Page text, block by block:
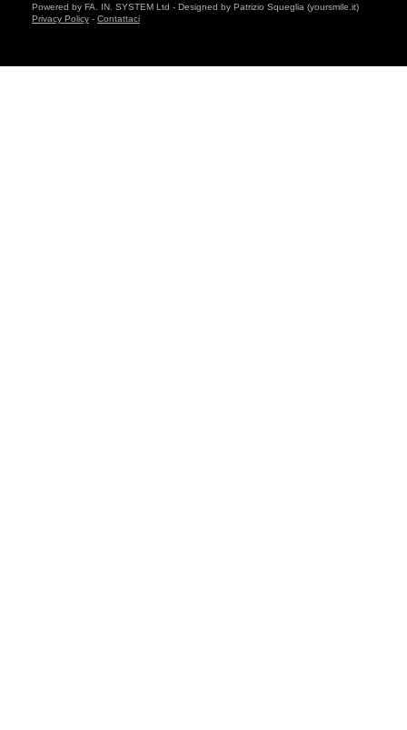
Powered by FA. IN. SYSTEM Ltd - Designed by Patrizio Squeglia (yoursmile.it)
Privacy Policy - Contattaci